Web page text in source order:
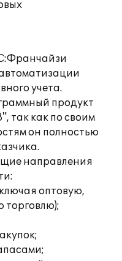
учета.
продукт
так как по своим
он полностью
направления
оптовую,
торговлю);